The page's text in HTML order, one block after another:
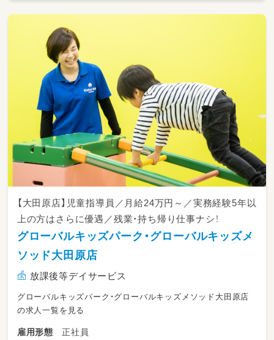
※2026年4月時点です
ーーーーーーーーーーーーーーーーー ーーー
ー
【大田原店】児童指導員／月給24万円～／実務経験5年以
上の方はさらに優遇／残業・持ち帰り仕事ナシ！
グローバルキッズパーク・グローバルキッズメ
ソッド大田原店
放課後等デイサービス
グローバルキッズパーク・グローバルキッズメソッド大田原店
の求人一覧を見る
雇用形態
正社員